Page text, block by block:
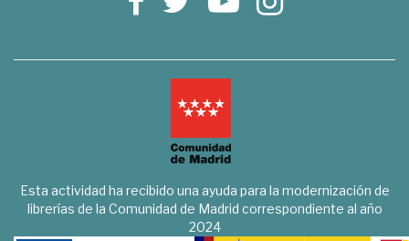
Esta actividad ha recibido una ayuda para la modernización de
librerías de la Comunidad de Madrid correspondiente al año
2024